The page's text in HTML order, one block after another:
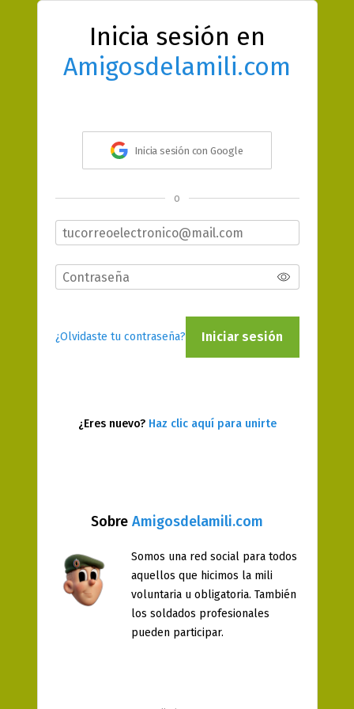
Sobre Amigosdelamili.com
Somos una red social para todos
aquellos que hicimos la mili
voluntaria u obligatoria. También
los soldados profesionales
pueden participar.
Inicia sesión en
Amigosdelamili.com
Inicia sesión con Google
o
¿Olvidaste tu contraseña? Iniciar sesión
¿Eres nuevo? Haz clic aquí para unirte